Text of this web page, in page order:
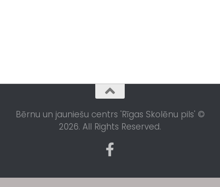
Bērnu un jauniešu centrs 'Rīgas Skolēnu pils' ©
2026. All Rights Reserved.